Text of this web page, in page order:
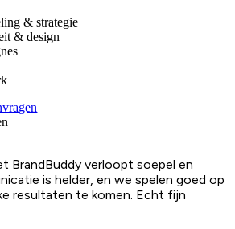
& strategie
& design
BrandBuddy verloopt soepel en
is helder, en we spelen goed op
resultaten te komen. Echt fijn